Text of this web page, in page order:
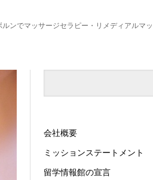
ルンでマッサージセラピー・リメディアルマ
会社概要
ミッションステートメント
留学情報館の宣言